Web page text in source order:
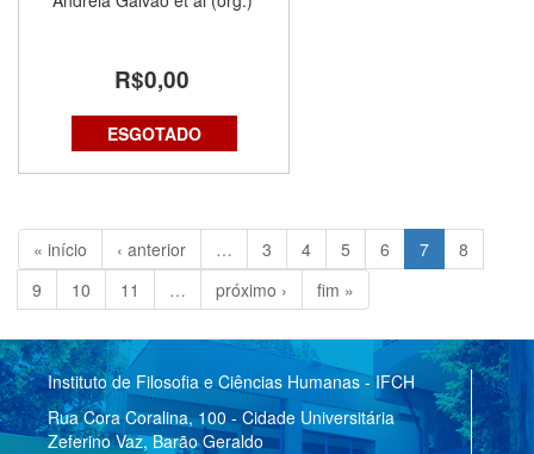
R$0,00
ESGOTADO
« início ‹ anterior … 3 4 5 6 7
8
9
10 11 … próximo › fim »
Instituto de Filosofia e Ciências Humanas - IFCH
Rua Cora Coralina, 100 - Cidade Universitária
Zeferino Vaz, Barão Geraldo